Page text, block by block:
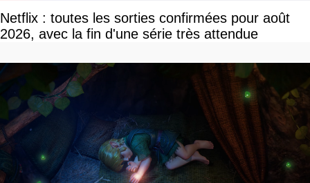
Netflix : toutes les sorties confirmées pour août
2026, avec la fin d'une série très attendue